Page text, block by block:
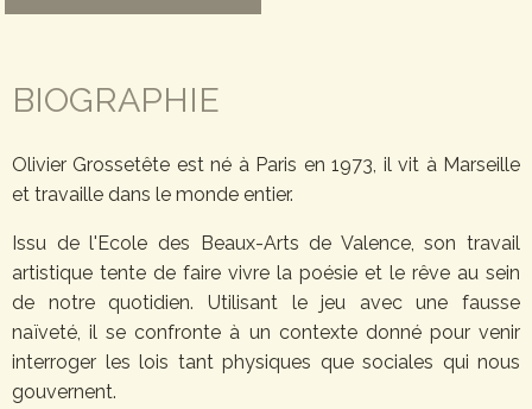
BIOGRAPHIE
Olivier Grossetête est né à Paris en 1973, il vit à Marseille
et travaille dans le monde entier.
Issu de l'Ecole des Beaux-Arts de Valence, son travail
artistique tente de faire vivre la poésie et le rêve au sein
de notre quotidien. Utilisant le jeu avec une fausse
naïveté, il se confronte à un contexte donné pour venir
interroger les lois tant physiques que sociales qui nous
gouvernent.